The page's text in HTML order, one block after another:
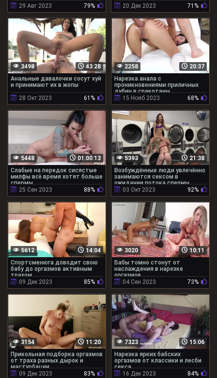
29 Авг 2023
79%
20 Дек 2023
71%
43:28
3498
Анальные давалочки сосут хуй
и принимают их в жопы
28 Окт 2023
61%
20:37
2258
Нарезка анала с
проникновениями приличных
дубин в сракотаны
15 Нояб 2023
68%
01:00:13
5448
Слабые на передок сисястые
милфы всё время хотят больше
спермы
25 Сен 2023
88%
21:38
5393
Возбуждённые люди увлечённо
занимаются сексом в
ожидании потока спермы
03 Окт 2023
92%
14:04
5612
Спортсменюга доводит свою
бабу до оргазмов активным
трахом
09 Дек 2023
85%
10:11
3020
Бабы томно стонут от
наслаждения в нарезке
оргазмов
04 Сен 2023
73%
11:20
3154
Прикольная подборка оргазмов
от траха разных дырок и
мастурбации
09 Дек 2023
83%
15:06
7323
Нарезка ярких бабских
оргазмов от классики и лесби
секса
16 Дек 2023
84%